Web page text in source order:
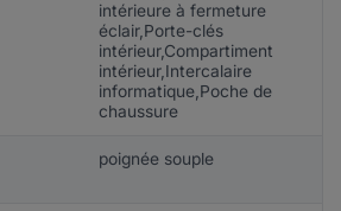
intérieure à fermeture
éclair,Porte-clés
intérieur,Compartiment
intérieur,Intercalaire
informatique,Poche de
chaussure
poignée souple